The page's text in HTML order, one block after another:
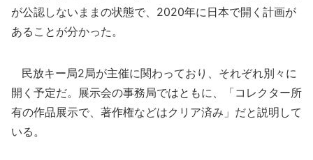
が公認しないままの状態で、2020年に日本で開く計画が
あることが分かった。
民放キー局2局が主催に関わっており、それぞれ別々に
開く予定だ。展示会の事務局ではともに、「コレクター所
有の作品展示で、著作権などはクリア済み」だと説明して
いる。